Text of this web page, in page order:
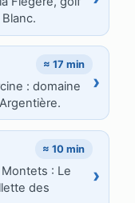
≈ 17 min
: domaine
›
≈ 10 min
: Le
des
›